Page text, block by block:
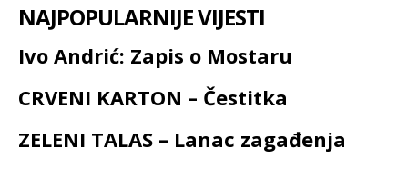
NAJPOPULARNIJE VIJESTI
Ivo Andrić: Zapis o Mostaru
CRVENI KARTON – Čestitka
ZELENI TALAS – Lanac zagađenja